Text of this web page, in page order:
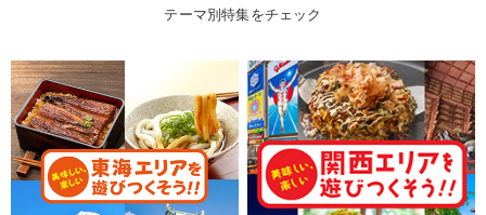
テーマ別特集をチェック